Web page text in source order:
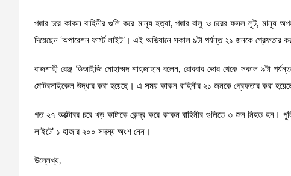
পদ্মার চরে কাকন বাহিনীর গুলি করে মানুষ হত্যা, পদ্মার বালু ও চরের ফসল লুট, মানুষ
দিয়েছেন ‘অপারেশন ফার্স্ট লাইট’। এই অভিযানে সকাল ৯টা পর্যন্ত ২১ জনকে গ্রেফতার
রাজশাহী রেঞ্জ ডিআইজি মোহাম্মদ শাহজাহান বলেন, রোববার ভোর থেকে সকাল ৯টা
মোটরসাইকেল উদ্ধার করা হয়েছে। এ সময় কাকন বাহিনীর ২১ জনকে গ্রেফতার করা
গত ২৭ অক্টোবর চরে খড় কাটাকে কেন্দ্র করে কাকন বাহিনীর গুলিতে ৩ জন নিহত হন।
লাইটে’ ১ হাজার ২০০ সদস্য অংশ নেন।
উল্লেখ্য,